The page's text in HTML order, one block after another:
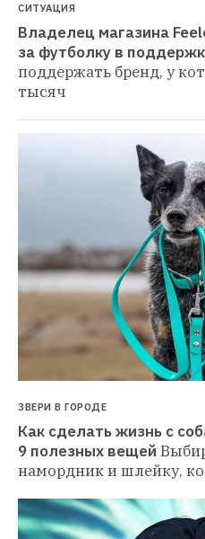
СИТУАЦИЯ
Владелец магазина
за футболку в
поддержать бренд, у
тысяч
ЗВЕРИ В ГОРОДЕ
Как сделать жизнь с
9 полезных вещей
намордник и шлейку,